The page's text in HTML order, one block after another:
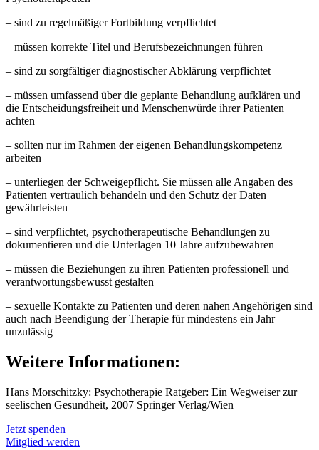
– sind zu regelmäßiger Fortbildung verpflichtet
– müssen korrekte Titel und Berufsbezeichnungen führen
– sind zu sorgfältiger diagnostischer Abklärung verpflichtet
– müssen umfassend über die geplante Behandlung aufklären und
die Entscheidungsfreiheit und Menschenwürde ihrer Patienten
achten
– sollten nur im Rahmen der eigenen Behandlungskompetenz
arbeiten
– unterliegen der Schweigepflicht. Sie müssen alle Angaben des
Patienten vertraulich behandeln und den Schutz der Daten
gewährleisten
– sind verpflichtet, psychotherapeutische Behandlungen zu
dokumentieren und die Unterlagen 10 Jahre aufzubewahren
– müssen die Beziehungen zu ihren Patienten professionell und
verantwortungsbewusst gestalten
– sexuelle Kontakte zu Patienten und deren nahen Angehörigen sind
auch nach Beendigung der Therapie für mindestens ein Jahr
unzulässig
Weitere Informationen:
Hans Morschitzky: Psychotherapie Ratgeber: Ein Wegweiser zur
seelischen Gesundheit, 2007 Springer Verlag/Wien
Jetzt spenden
Mitglied werden